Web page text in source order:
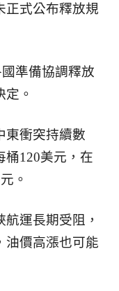
正式公布釋放規
準備協調釋放
。
東衝突持續數
桶120美元，在
。
運長期受阻，
油價高漲也可能